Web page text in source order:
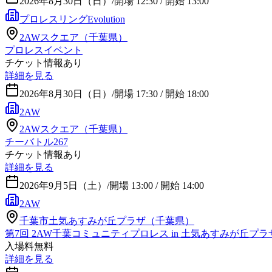
プロレスリングEvolution
2AWスクエア（千葉県）
プロレスイベント
チケット情報あり
詳細を見る
2026年8月30日（日） /開場 17:30 / 開始 18:00
2AW
2AWスクエア（千葉県）
チーバトル267
チケット情報あり
詳細を見る
2026年9月5日（土） /開場 13:00 / 開始 14:00
2AW
千葉市土気あすみが丘プラザ（千葉県）
第7回 2AW千葉コミュニティプロレス in 土気あすみが丘プラ
入場料無料
詳細を見る